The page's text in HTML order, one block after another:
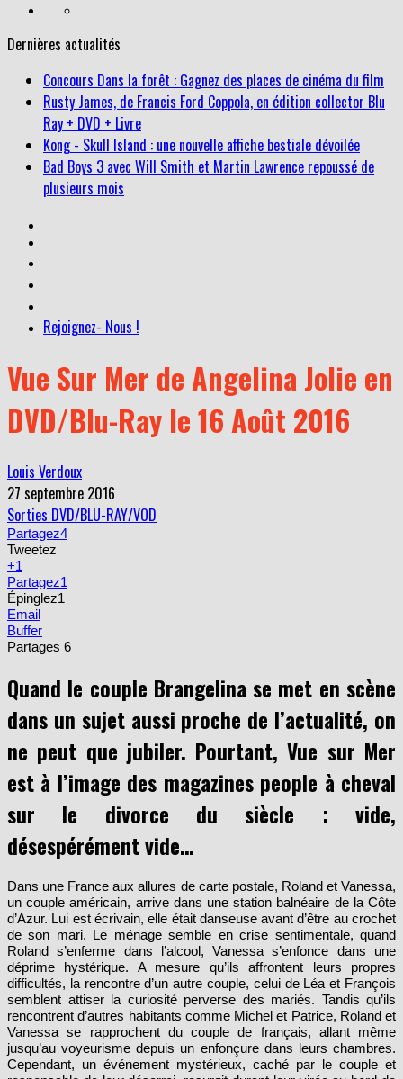
Dernières actualités
Concours Dans la forêt : Gagnez des places de cinéma du film
Rusty James, de Francis Ford Coppola, en édition collector Blu
Ray + DVD + Livre
Kong - Skull Island : une nouvelle affiche bestiale dévoilée
Bad Boys 3 avec Will Smith et Martin Lawrence repoussé de
plusieurs mois
Rejoignez- Nous !
Vue Sur Mer de Angelina Jolie en
DVD/Blu-Ray le 16 Août 2016
Louis Verdoux
27 septembre 2016
Sorties DVD/BLU-RAY/VOD
Partagez4
Tweetez
+1
Partagez1
Épinglez1
Email
Buffer
Partages 6
Quand le couple Brangelina se met en scène
dans un sujet aussi proche de l’actualité, on
ne peut que jubiler. Pourtant, Vue sur Mer
est à l’image des magazines people à cheval
sur le divorce du siècle : vide,
désespérément vide…
Dans une France aux allures de carte postale, Roland et Vanessa,
un couple américain, arrive dans une station balnéaire de la Côte
d’Azur. Lui est écrivain, elle était danseuse avant d’être au crochet
de son mari. Le ménage semble en crise sentimentale, quand
Roland s’enferme dans l’alcool, Vanessa s’enfonce dans une
déprime hystérique. A mesure qu’ils affrontent leurs propres
difficultés, la rencontre d’un autre couple, celui de Léa et François
semblent attiser la curiosité perverse des mariés. Tandis qu’ils
rencontrent d’autres habitants comme Michel et Patrice, Roland et
Vanessa se rapprochent du couple de français, allant même
jusqu’au voyeurisme depuis un enfonçure dans leurs chambres.
Cependant, un événement mystérieux, caché par le couple et